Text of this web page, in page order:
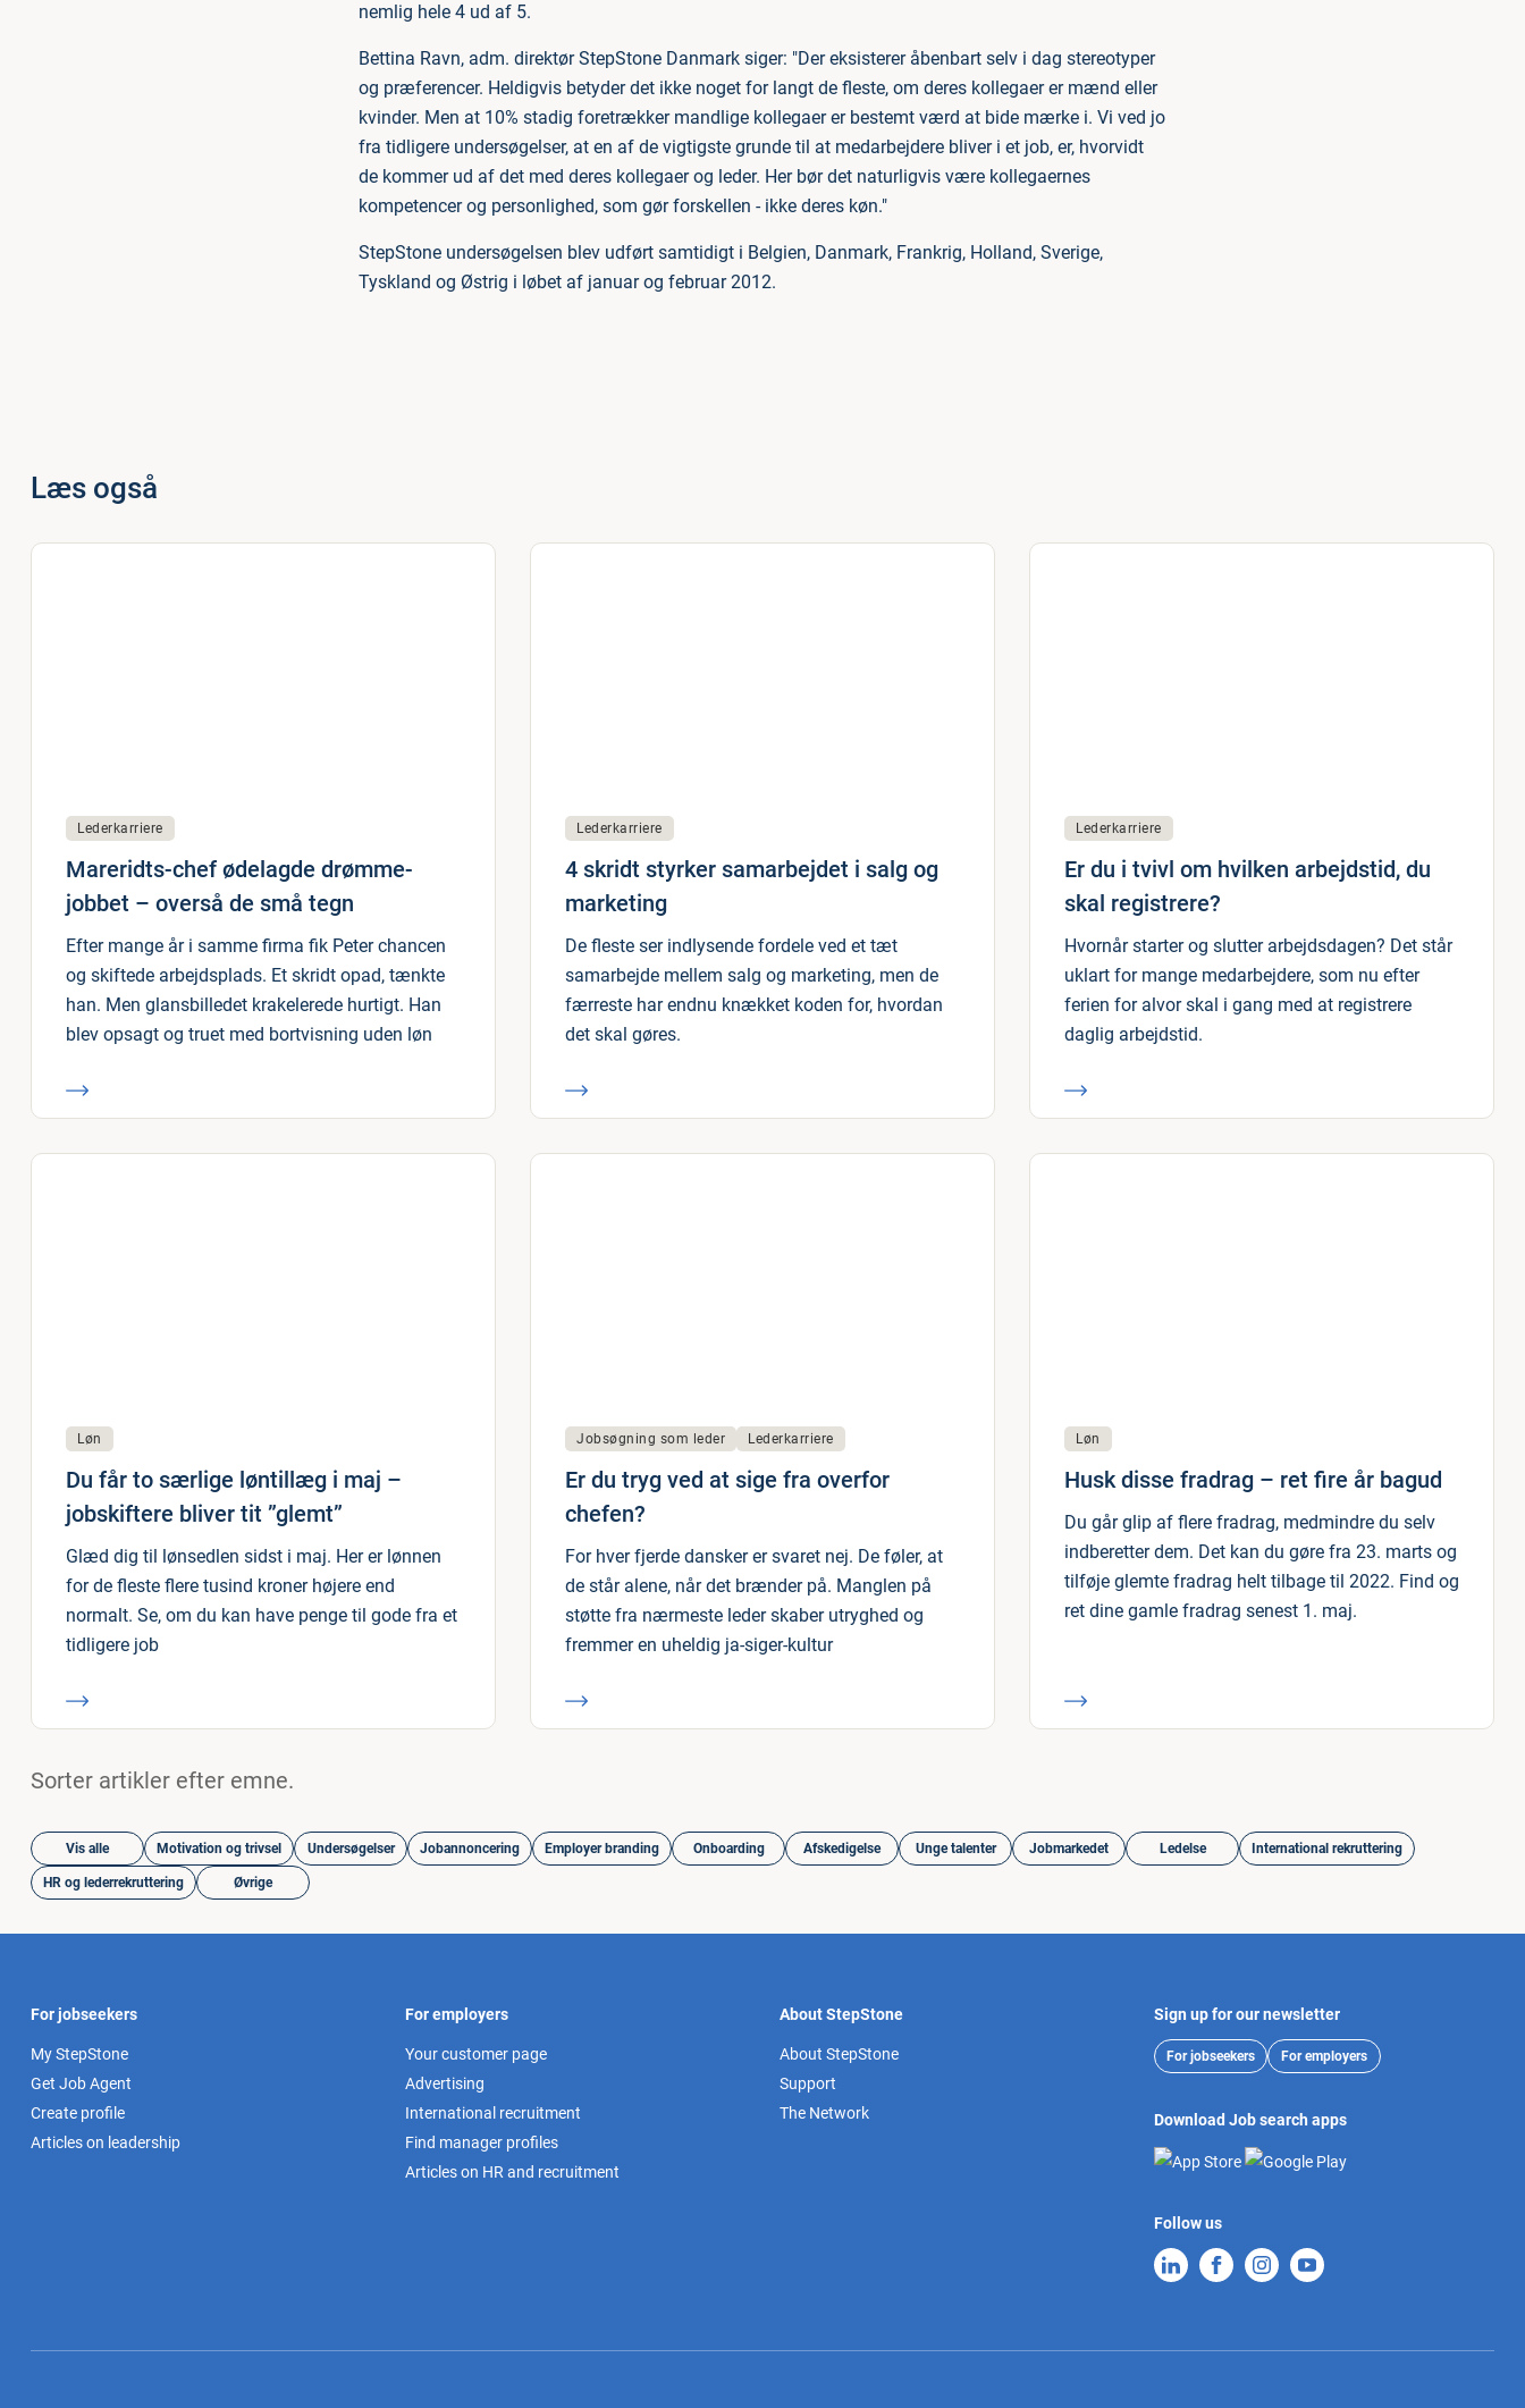
nemlig hele 4 ud af 5.
Bettina Ravn, adm. direktør StepStone Danmark siger: "Der eksisterer åbenbart selv i dag stereotyper
og præferencer. Heldigvis betyder det ikke noget for langt de fleste, om deres kollegaer er mænd eller
kvinder. Men at 10% stadig foretrækker mandlige kollegaer er bestemt værd at bide mærke i. Vi ved jo
fra tidligere undersøgelser, at en af de vigtigste grunde til at medarbejdere bliver i et job, er, hvorvidt
de kommer ud af det med deres kollegaer og leder. Her bør det naturligvis være kollegaernes
kompetencer og personlighed, som gør forskellen - ikke deres køn."
StepStone undersøgelsen blev udført samtidigt i Belgien, Danmark, Frankrig, Holland, Sverige,
Tyskland og Østrig i løbet af januar og februar 2012.
Læs også
Lederkarriere
Mareridts-chef ødelagde drømme-
jobbet – overså de små tegn
Efter mange år i samme firma fik Peter chancen
og skiftede arbejdsplads. Et skridt opad, tænkte
han. Men glansbilledet krakelerede hurtigt. Han
blev opsagt og truet med bortvisning uden løn
Lederkarriere
4 skridt styrker samarbejdet i salg og
marketing
De fleste ser indlysende fordele ved et tæt
samarbejde mellem salg og marketing, men de
færreste har endnu knækket koden for, hvordan
det skal gøres.
Lederkarriere
Er du i tvivl om hvilken arbejdstid, du
skal registrere?
Hvornår starter og slutter arbejdsdagen? Det står
uklart for mange medarbejdere, som nu efter
ferien for alvor skal i gang med at registrere
daglig arbejdstid.
Løn
Du får to særlige løntillæg i maj –
jobskiftere bliver tit ”glemt”
Glæd dig til lønsedlen sidst i maj. Her er lønnen
for de fleste flere tusind kroner højere end
normalt. Se, om du kan have penge til gode fra et
tidligere job
Jobsøgning som leder Lederkarriere
Er du tryg ved at sige fra overfor
chefen?
For hver fjerde dansker er svaret nej. De føler, at
de står alene, når det brænder på. Manglen på
støtte fra nærmeste leder skaber utryghed og
fremmer en uheldig ja-siger-kultur
Løn
Husk disse fradrag – ret fire år bagud
Du går glip af flere fradrag, medmindre du selv
indberetter dem. Det kan du gøre fra 23. marts og
tilføje glemte fradrag helt tilbage til 2022. Find og
ret dine gamle fradrag senest 1. maj.
Sorter artikler efter emne.
Vis alle Motivation og trivsel Undersøgelser Jobannoncering Employer branding Onboarding Afskedigelse Unge talenter Jobmarkedet Ledelse International rekruttering
HR og lederrekruttering Øvrige
For jobseekers
My StepStone
Get Job Agent
Create profile
Articles on leadership
For employers
Your customer page
Advertising
International recruitment
Find manager profiles
Articles on HR and recruitment
About StepStone
About StepStone
Support
The Network
Sign up for our newsletter
For jobseekers For employers
Download Job search apps
Follow us